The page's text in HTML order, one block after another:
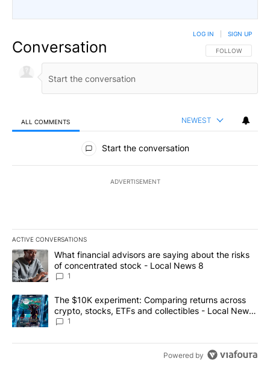
Conversation FOLLOW THIS
FOLLOW
LOG IN SIGN UP
ALL COMMENTS NEWEST
All Comments
Start the conversation
ADVERTISEMENT
ACTIVE CONVERSATIONS
The following is a list of the most commented articles in the last
A trending article titled "What financial advisors are saying
What financial advisors are saying about the risks
of concentrated stock - Local News 8
1
A trending article titled "The $10K experiment: Comparing
The $10K experiment: Comparing returns across
crypto, stocks, ETFs and collectibles - Local News
8
1
Powered by